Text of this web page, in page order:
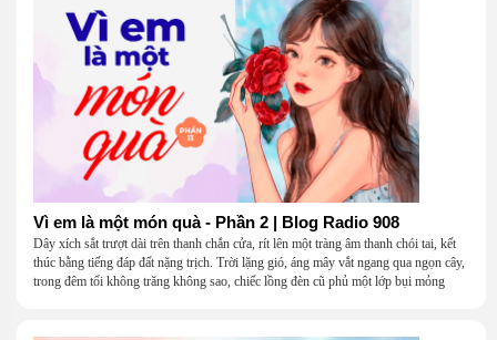
Vì em là một món quà - Phần 2 | Blog Radio 908
Dây xích sắt trượt dài trên thanh chắn cửa, rít lên một tràng âm thanh chói tai, kết
thúc bằng tiếng đáp đất nặng trịch. Trời lặng gió, áng mây vắt ngang qua ngọn cây,
trong đêm tối không trăng không sao, chiếc lồng đèn cũ phủ một lớp bụi mỏng